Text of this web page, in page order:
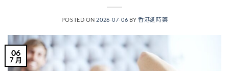
POSTED ON 2026-07-06 BY香港延時藥
06
7 月